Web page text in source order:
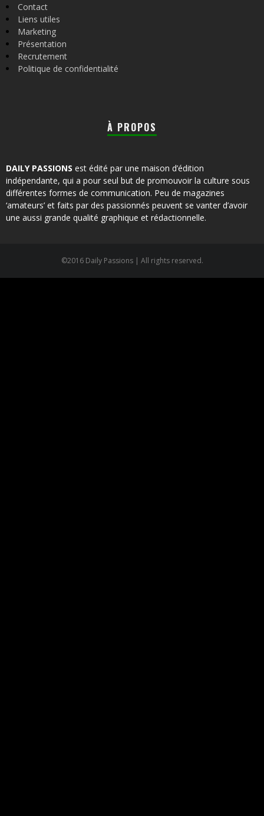
Contact
Liens utiles
Marketing
Présentation
Recrutement
Politique de confidentialité
À PROPOS
DAILY PASSIONS est édité par une maison d’édition
indépendante, qui a pour seul but de promouvoir la culture sous
différentes formes de communication. Peu de magazines
‘amateurs’ et faits par des passionnés peuvent se vanter d’avoir
une aussi grande qualité graphique et rédactionnelle.
©2016 Daily Passions | All rights reserved.